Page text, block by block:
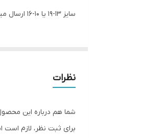
سایز ۱۳-۱۹ یا ۱۰-۱۶ ارسال میشه
نظرات
شما هم درباره این
برای ثبت نظر، لازم است